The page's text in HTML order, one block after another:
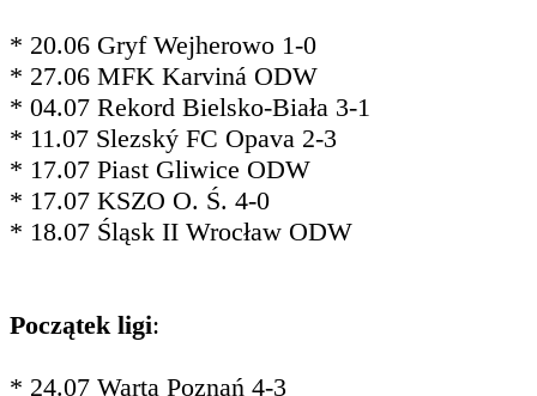
* 20.06 Gryf Wejherowo 1-0
* 27.06 MFK Karviná ODW
* 04.07 Rekord Bielsko-Biała 3-1
* 11.07 Slezský FC Opava 2-3
* 17.07 Piast Gliwice ODW
* 17.07 KSZO O. Ś. 4-0
* 18.07 Śląsk II Wrocław ODW
Początek ligi:
* 24.07 Warta Poznań 4-3